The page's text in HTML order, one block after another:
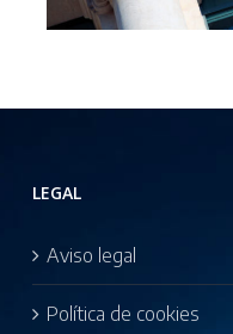
LEGAL
Aviso legal
Política de cookies